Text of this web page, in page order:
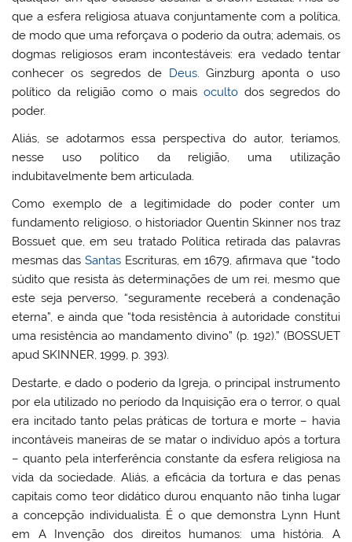
que a esfera religiosa atuava conjuntamente com a política,
de modo que uma reforçava o poderio da outra; ademais, os
dogmas religiosos eram incontestáveis: era vedado tentar
conhecer os segredos de Deus. Ginzburg aponta o uso
político da religião como o mais ocultodos segredos do
poder.
Aliás, se adotarmos essa perspectiva do autor, teríamos,
nesse uso político da religião, uma utilização
indubitavelmente bem articulada.
Como exemplo de a legitimidade do poder conter um
fundamento religioso, o historiador Quentin Skinner nos traz
Bossuet que, em seu tratado Política retirada das palavras
mesmas das SantasEscrituras, em 1679, afirmava que “todo
súdito que resista às determinações de um rei, mesmo que
este seja perverso, “seguramente receberá a condenação
eterna”, e ainda que “toda resistência à autoridade constitui
uma resistência ao mandamento divino” (p. 192).” (BOSSUET
apud SKINNER, 1999, p. 393).
Destarte, e dado o poderio da Igreja, o principal instrumento
por ela utilizado no período da Inquisição era o terror, o qual
era incitado tanto pelas práticas de tortura e morte – havia
incontáveis maneiras de se matar o indivíduo após a tortura
– quanto pela interferência constante da esfera religiosa na
vida da sociedade. Aliás, a eficácia da tortura e das penas
capitais como teor didático durou enquanto não tinha lugar
a concepção individualista. É o que demonstra Lynn Hunt
em A Invenção dos direitos humanos: uma história. A